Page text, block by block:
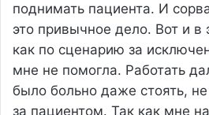
поднимать пациента. И
это привычное дело. Вот и в
как по сценарию за
мне не помогла. Работать
было больно даже стоять,
за пациентом. Так как мне